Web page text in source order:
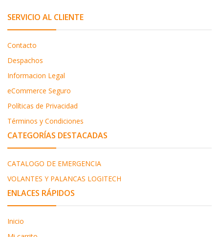
SERVICIO AL CLIENTE
Contacto
Despachos
Informacion Legal
eCommerce Seguro
Políticas de Privacidad
Términos y Condiciones
CATEGORÍAS DESTACADAS
CATALOGO DE EMERGENCIA
VOLANTES Y PALANCAS LOGITECH
ENLACES RÁPIDOS
Inicio